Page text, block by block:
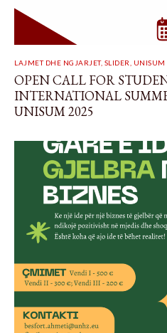
LAJMET DHE NGJARJET, SLIDER UNISUM
OPEN CALL FOR
INTERNATIONAL
UNISUM 2025